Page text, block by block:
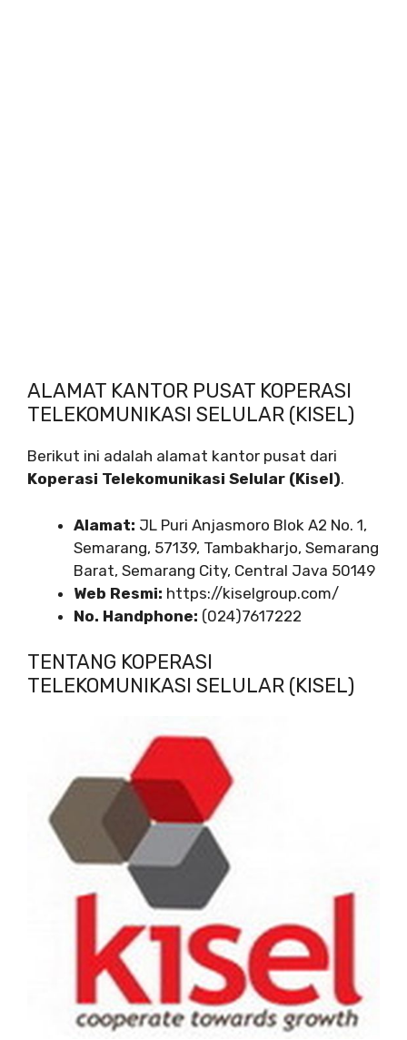
ALAMAT KANTOR PUSAT KOPERASI
TELEKOMUNIKASI SELULAR (KISEL)
Berikut ini adalah alamat kantor pusat dari
Koperasi Telekomunikasi Selular (Kisel).
Alamat: JL Puri Anjasmoro Blok A2 No. 1,
Semarang, 57139, Tambakharjo, Semarang
Barat, Semarang City, Central Java 50149
Web Resmi: https://kiselgroup.com/
No. Handphone: (024)7617222
TENTANG KOPERASI
TELEKOMUNIKASI SELULAR (KISEL)